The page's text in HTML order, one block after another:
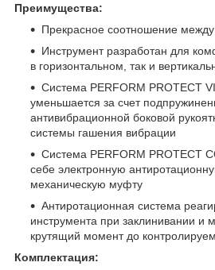
Преимущества:
Прекрасное соотношение
Инструмент разработан для
в горизонтальном, так и
Система PERFORM PROTECT
уменьшается за счет
антивибрационной боковой
системы гашения вибрации
Система PERFORM PROTECT
себе электронную
механическую муфту
Антиротационная система
инструмента при заклинивании и
крутящий момент до
Комплектация: